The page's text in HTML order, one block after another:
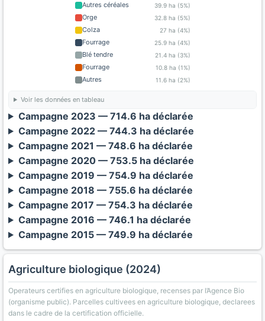
Autres céréales 39.9 ha (5%)
Orge 32.8 ha (5%)
Colza 27 ha (4%)
Fourrage 25.9 ha (4%)
Blé tendre 21.4 ha (3%)
Fourrage 10.8 ha (1%)
Autres 11.6 ha (2%)
Voir les données en tableau
Campagne 2023 — 714.6 ha déclarée
Campagne 2022 — 744.3 ha déclarée
Campagne 2021 — 748.6 ha déclarée
Campagne 2020 — 753.5 ha déclarée
Campagne 2019 — 754.9 ha déclarée
Campagne 2018 — 755.6 ha déclarée
Campagne 2017 — 754.3 ha déclarée
Campagne 2016 — 746.1 ha déclarée
Campagne 2015 — 749.9 ha déclarée
Agriculture biologique (2024)
Operateurs certifies en agriculture biologique, recenses par l’Agence Bio
(organisme public). Parcelles cultivees en agriculture biologique, declarees
dans le cadre de la certification officielle.